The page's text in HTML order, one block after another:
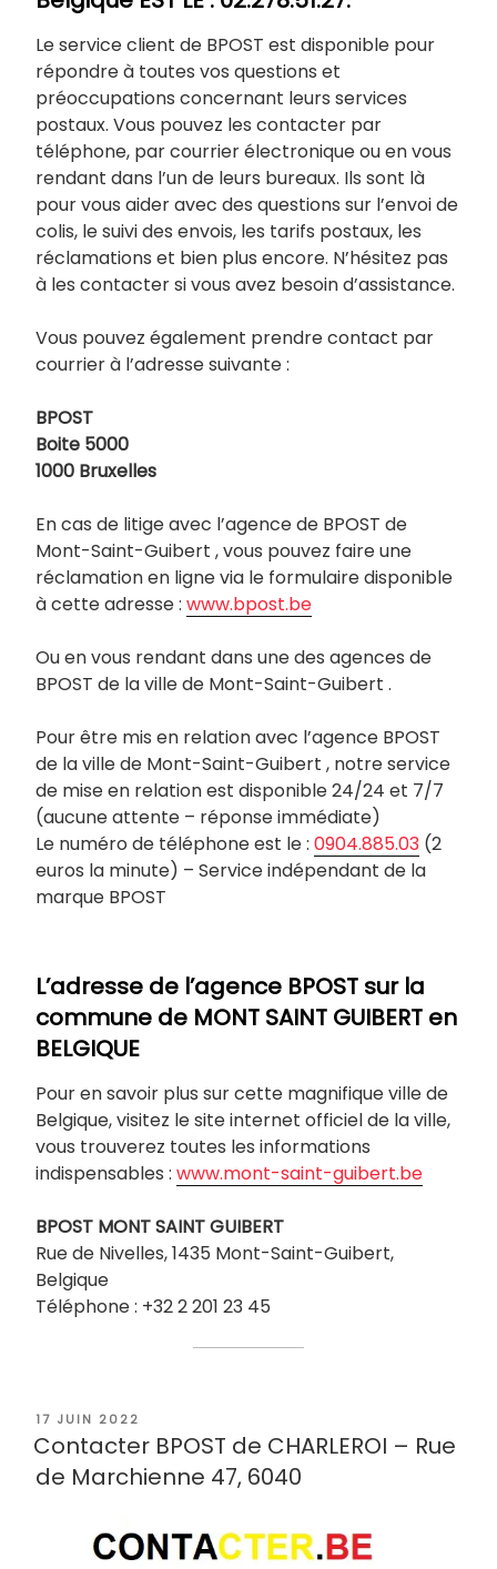
Le service client de BPOST est disponible pour
répondre à toutes vos questions et
préoccupations concernant leurs services
postaux. Vous pouvez les contacter par
téléphone, par courrier électronique ou en vous
rendant dans l’un de leurs bureaux. Ils sont là
pour vous aider avec des questions sur l’envoi de
colis, le suivi des envois, les tarifs postaux, les
réclamations et bien plus encore. N’hésitez pas
à les contacter si vous avez besoin d’assistance.
Vous pouvez également prendre contact par
courrier à l’adresse suivante :
BPOST
Boite 5000
1000 Bruxelles
En cas de litige avec l’agence de BPOST de
Mont-Saint-Guibert , vous pouvez faire une
réclamation en ligne via le formulaire disponible
à cette adresse : www.bpost.be
Ou en vous rendant dans une des agences de
BPOST de la ville de Mont-Saint-Guibert .
Pour être mis en relation avec l’agence BPOST
de la ville de Mont-Saint-Guibert , notre service
de mise en relation est disponible 24/24 et 7/7
(aucune attente – réponse immédiate)
Le numéro de téléphone est le : 0904.885.03 (2
euros la minute) – Service indépendant de la
marque BPOST
L’adresse de l’agence BPOST sur la
commune de MONT SAINT GUIBERT en
BELGIQUE
Pour en savoir plus sur cette magnifique ville de
Belgique, visitez le site internet officiel de la ville,
vous trouverez toutes les informations
indispensables : www.mont-saint-guibert.be
BPOST MONT SAINT GUIBERT
Rue de Nivelles, 1435 Mont-Saint-Guibert,
Belgique
Téléphone : +32 2 201 23 45
PUBLIÉ
LE
17 JUIN 2022
Contacter BPOST de CHARLEROI – Rue
de Marchienne 47, 6040